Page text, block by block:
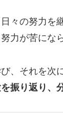
々の努力を
力が苦にな
、それを次
振り返り、